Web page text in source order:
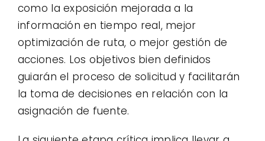
como la exposición mejorada a la
información en tiempo real, mejor
optimización de ruta, o mejor gestión de
acciones. Los objetivos bien definidos
guiarán el proceso de solicitud y facilitarán
la toma de decisiones en relación con la
asignación de fuente.